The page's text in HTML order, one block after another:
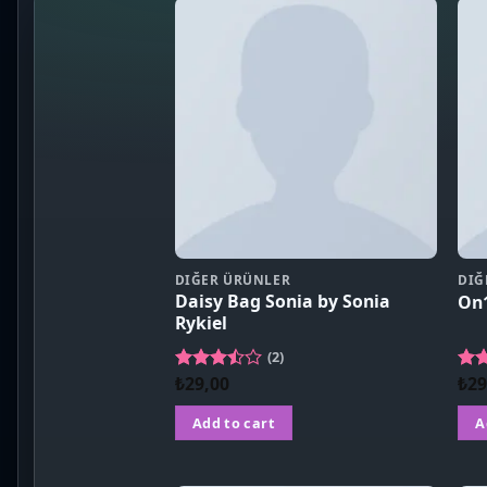
DIĞER ÜRÜNLER
Daisy Bag Sonia by Sonia
Rykiel
Rated
of 5
(2)
₺29,00
Add to cart
₺